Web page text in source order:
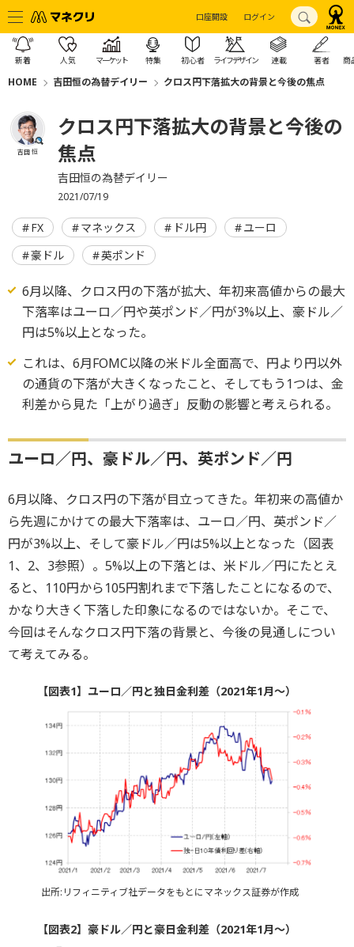
口座開設 ログイン
新着 人気 マーケット 特集 初心者 ライフデザイン 連載 著者 商
HOME 吉田恒の為替デイリー クロス円下落拡大の背景と今後の焦点
吉田 恒
クロス円下落拡大の背景と今後の
焦点
吉田恒の為替デイリー
2021/07/19
FX マネックス ドル円
ユーロ
豪ドル
英ポンド
6月以降、クロス円の下落が拡大、年初来高値からの最大
下落率はユーロ／円や英ポンド／円が3%以上、豪ドル／
円は5%以上となった。
これは、6月FOMC以降の米ドル全面高で、円より円以外
の通貨の下落が大きくなったこと、そしてもう1つは、金
利差から見た「上がり過ぎ」反動の影響と考えられる。
ユーロ／円、豪ドル／円、英ポンド／円
6月以降、クロス円の下落が目立ってきた。年初来の高値か
ら先週にかけての最大下落率は、ユーロ／円、英ポンド／
円が3%以上、そして豪ドル／円は5%以上となった（図表
1、2、3参照）。5%以上の下落とは、米ドル／円にたとえ
ると、110円から105円割れまで下落したことになるので、
かなり大きく下落した印象になるのではないか。そこで、
今回はそんなクロス円下落の背景と、今後の見通しについ
て考えてみる。
【図表1】ユーロ／円と独日金利差（2021年1月～）
出所:リフィニティブ社データをもとにマネックス証券が作成
【図表2】豪ドル／円と豪日金利差（2021年1月～）